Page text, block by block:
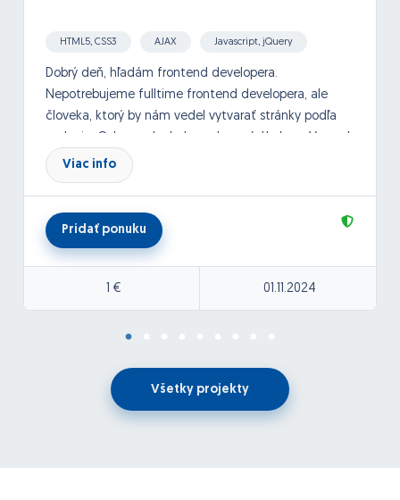
HTML5, CSS3 AJAX Javascript, jQuery
Dobrý deň, hľadám frontend developera.
Nepotrebujeme fulltime frontend developera, ale
človeka, ktorý by nám vedel vytvarať stránky podľa
by sme sa stale dohodli na každom projekte.
Viac info
Pridať ponuku
1 € 01.11.2024
Všetky projekty